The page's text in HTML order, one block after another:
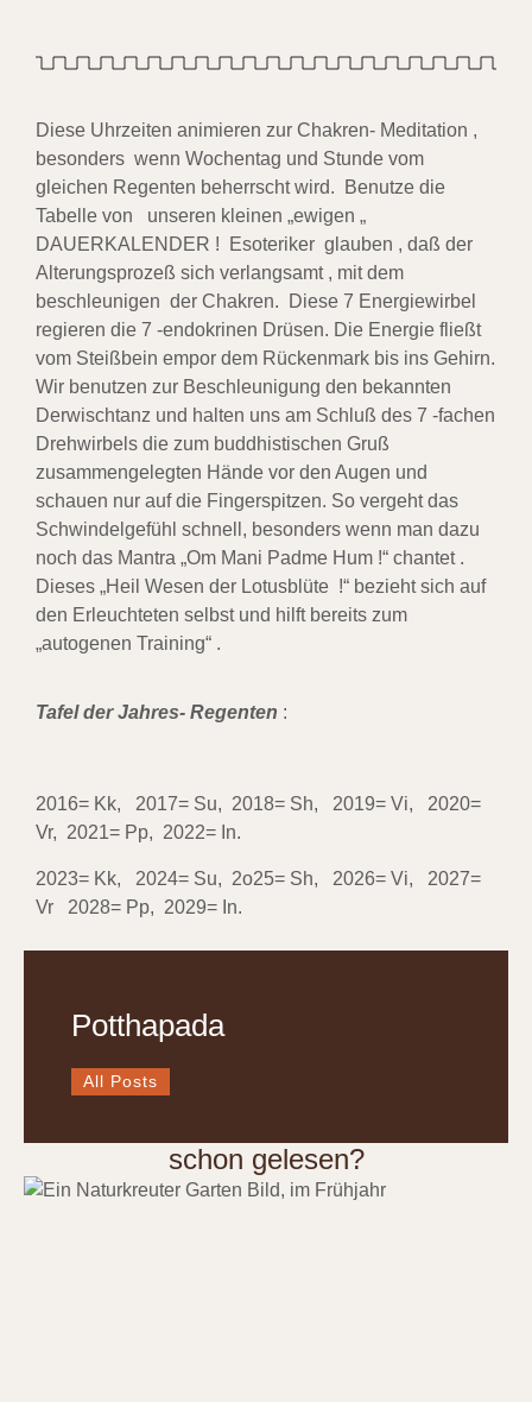
Diese Uhrzeiten animieren zur Chakren- Meditation ,
besonders wenn Wochentag und Stunde vom
gleichen Regenten beherrscht wird. Benutze die
Tabelle von unseren kleinen „ewigen „
DAUERKALENDER ! Esoteriker glauben , daß der
Alterungsprozeß sich verlangsamt , mit dem
beschleunigen der Chakren. Diese 7 Energiewirbel
regieren die 7 -endokrinen Drüsen. Die Energie fließt
vom Steißbein empor dem Rückenmark bis ins Gehirn.
Wir benutzen zur Beschleunigung den bekannten
Derwischtanz und halten uns am Schluß des 7 -fachen
Drehwirbels die zum buddhistischen Gruß
zusammengelegten Hände vor den Augen und
schauen nur auf die Fingerspitzen. So vergeht das
Schwindelgefühl schnell, besonders wenn man dazu
noch das Mantra „Om Mani Padme Hum !“ chantet .
Dieses „Heil Wesen der Lotusblüte !“ bezieht sich auf
den Erleuchteten selbst und hilft bereits zum
„autogenen Training“ .
Tafel der Jahres- Regenten :
2016= Kk, 2017= Su, 2018= Sh, 2019= Vi, 2020=
Vr, 2021= Pp, 2022= In.
2023= Kk, 2024= Su, 2o25= Sh, 2026= Vi, 2027=
Vr 2028= Pp, 2029= In.
Potthapada
All Posts
schon gelesen?